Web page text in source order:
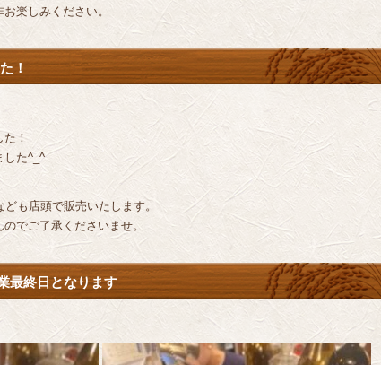
楽しみください。
！
た！
した^_^
も店頭で販売いたします。
でご了承くださいませ。
最終日となります